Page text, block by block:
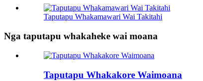
Taputapu Whakamawari Wai Takitahi
Nga taputapu whakaheke wai moana
Taputapu Whakakore Waimoana